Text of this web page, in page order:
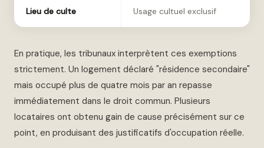
Lieu de culte Usage cultuel exclusif
En pratique, les tribunaux interprètent ces exemptions
strictement. Un logement déclaré "résidence secondaire"
mais occupé plus de quatre mois par an repasse
immédiatement dans le droit commun. Plusieurs
locataires ont obtenu gain de cause précisément sur ce
point, en produisant des justificatifs d'occupation réelle.